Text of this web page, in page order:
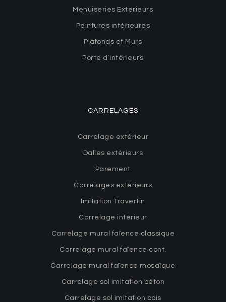
Menuiseries Exterieurs
Peintures intérieures
Plafonds et Murs
Porte d’intérieurs
CARRELAGES
Carrelage extérieur
Dalles extérieurs
Parement
Carrelages extérieurs
Imitation Travertin
Carrelage intérieur
Carrelage mural faïence classique
Carrelage mural faïence cont.
Carrelage mural faïence mosaïque
Carrelage sol imitation béton
Carrelage sol imitation bois